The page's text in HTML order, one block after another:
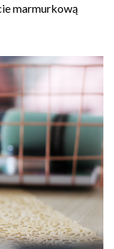
marmurkową